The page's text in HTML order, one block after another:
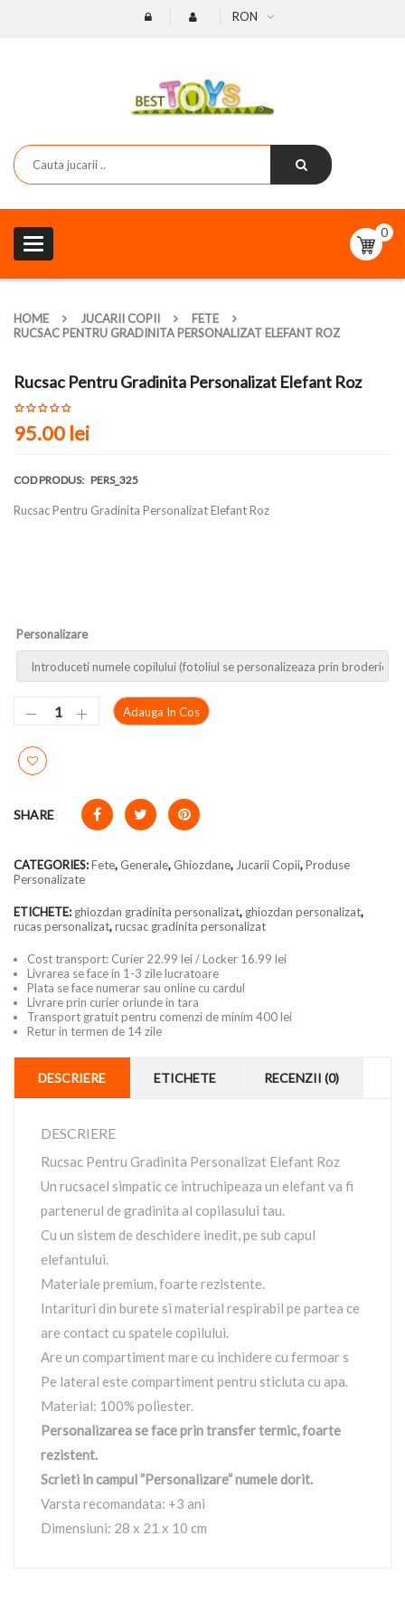
RON
Toggle
navigation
0
HOME JUCARII COPII
FETE
RUCSAC PENTRU GRADINITA PERSONALIZAT ELEFANT ROZ
Rucsac Pentru Gradinita Personalizat Elefant Roz
95.00 lei
COD PRODUS: PERS_325
Rucsac Pentru Gradinita Personalizat Elefant Roz
Personalizare
Adauga In Cos
SHARE
CATEGORIES:Fete, Generale, Ghiozdane, Jucarii Copii,Produse
Personalizate
ETICHETE: ghiozdan gradinita personalizat, ghiozdan personalizat,
rucas personalizat,rucsac gradinita personalizat
Cost transport: Curier 22.99 lei / Locker 16.99 lei
Livrarea se face in 1-3 zile lucratoare
Plata se face numerar sau online cu cardul
Livrare prin curier oriunde in tara
Transport gratuit pentru comenzi de minim 400 lei
Retur in termen de 14 zile
DESCRIERE ETICHETE RECENZII (0)
DESCRIERE
Rucsac Pentru Gradinita Personalizat Elefant Roz
Un rucsacel simpatic ce intruchipeaza un elefant va fi
partenerul de gradinita al copilasului tau.
Cu un sistem de deschidere inedit, pe sub capul
elefantului.
Materiale premium, foarte rezistente.
Intarituri din burete si material respirabil pe partea ce
are contact cu spatele copilului.
Are un compartiment mare cu inchidere cu fermoar s
Pe lateral este compartiment pentru sticluta cu apa.
Material: 100% poliester.
Personalizarea se face prin transfer termic, foarte
rezistent.
Scrieti in campul ”Personalizare” numele dorit.
Varsta recomandata: +3 ani
Dimensiuni: 28 x 21 x 10 cm